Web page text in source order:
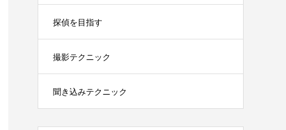
探偵を目指す
撮影テクニック
聞き込みテクニック